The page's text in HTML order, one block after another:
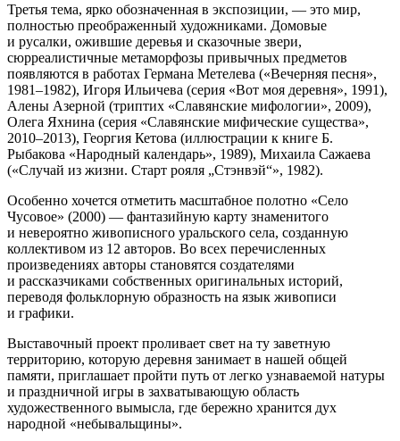
Третья тема, ярко обозначенная в экспозиции, — это мир,
полностью преображенный художниками. Домовые
и русалки, ожившие деревья и сказочные звери,
сюрреалистичные метаморфозы привычных предметов
появляются в работах Германа Метелева («Вечерняя песня»,
1981–1982), Игоря Ильичева (серия «Вот моя деревня», 1991),
Алены Азерной (триптих «Славянские мифологии», 2009),
Олега Яхнина (серия «Славянские мифические существа»,
2010–2013), Георгия Кетова (иллюстрации к книге Б.
Рыбакова «Народный календарь», 1989), Михаила Сажаева
(«Случай из жизни. Старт рояля „Стэнвэй“», 1982).
Особенно хочется отметить масштабное полотно «Село
Чусовое» (2000) — фантазийную карту знаменитого
и невероятно живописного уральского села, созданную
коллективом из 12 авторов. Во всех перечисленных
произведениях авторы становятся создателями
и рассказчиками собственных оригинальных историй,
переводя фольклорную образность на язык живописи
и графики.
Выставочный проект проливает свет на ту заветную
территорию, которую деревня занимает в нашей общей
памяти, приглашает пройти путь от легко узнаваемой натуры
и праздничной игры в захватывающую область
художественного вымысла, где бережно хранится дух
народной «небывальщины».